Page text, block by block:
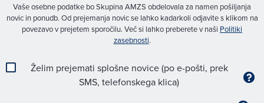
Vaše osebne podatke bo Skupina AMZS obdelovala za namen pošiljanja
novic in ponudb. Od prejemanja novic se lahko kadarkoli odjavite s klikom na
povezavo v prejetem sporočilu. Več si lahko preberete v naši Politiki
zasebnosti.
Želim prejemati splošne novice (po e-pošti, prek
SMS, telefonskega klica)